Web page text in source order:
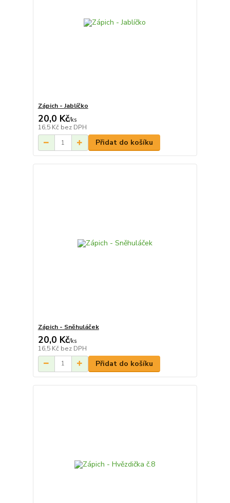
Zápich - Jablíčko
20,0 Kč/ks
16,5 Kč bez DPH
Přidat do košíku
Zápich - Sněhuláček
20,0 Kč/ks
16,5 Kč bez DPH
Přidat do košíku